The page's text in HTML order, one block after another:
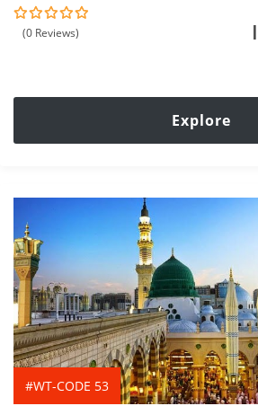
0(0 Reviews)
Explore
#WT-CODE 53